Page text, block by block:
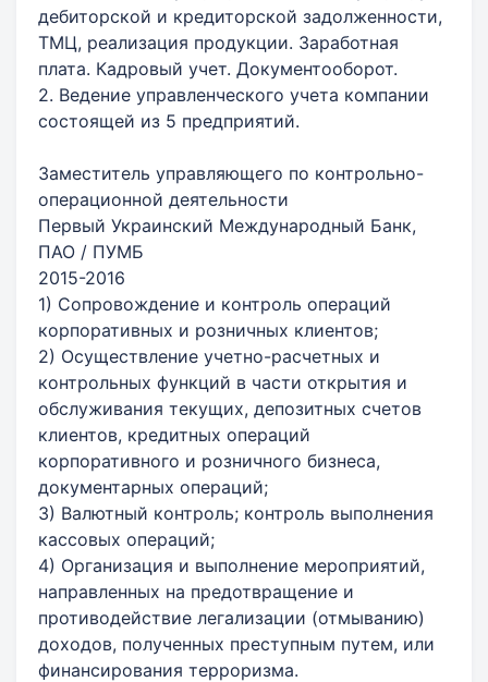
дебиторской и кредиторской задолженности,
ТМЦ, реализация продукции. Заработная
плата. Кадровый учет. Документооборот.
2. Ведение управленческого учета компании
состоящей из 5 предприятий.
Заместитель управляющего по контрольно-
операционной деятельности
Первый Украинский Международный Банк,
ПАО / ПУМБ
2015-2016
1) Сопровождение и контроль операций
корпоративных и розничных клиентов;
2) Осуществление учетно-расчетных и
контрольных функций в части открытия и
обслуживания текущих, депозитных счетов
клиентов, кредитных операций
корпоративного и розничного бизнеса,
документарных операций;
3) Валютный контроль; контроль выполнения
кассовых операций;
4) Организация и выполнение мероприятий,
направленных на предотвращение и
противодействие легализации (отмыванию)
доходов, полученных преступным путем, или
финансирования терроризма.